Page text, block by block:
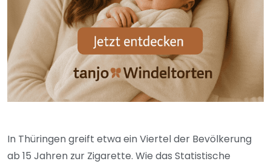
In Thüringen greift etwa ein Viertel der Bevölkerung
ab 15 Jahren zur Zigarette. Wie das Statistische